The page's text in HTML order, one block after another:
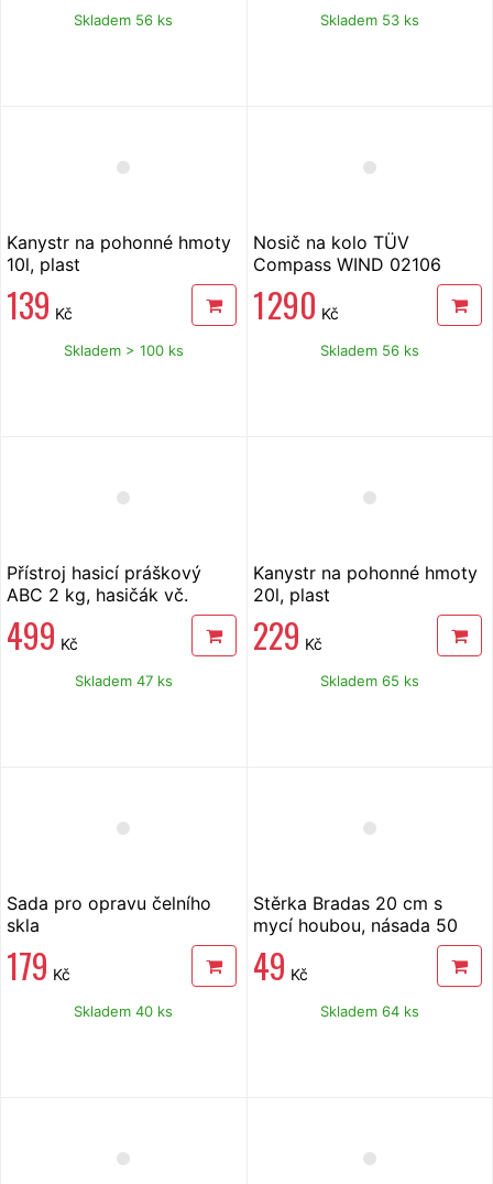
Skladem 56 ks Skladem 53 ks
Kanystr na pohonné hmoty
10l, plast
139 Kč
Skladem > 100 ks
Nosič na kolo TÜV
Compass WIND 02106
1 290 Kč
Skladem 56 ks
Přístroj hasicí práškový
ABC 2 kg, hasičák vč.
499 Kč
Skladem 47 ks
Kanystr na pohonné hmoty
20l, plast
229 Kč
Skladem 65 ks
Sada pro opravu čelního
skla
179 Kč
Skladem 40 ks
Stěrka Bradas 20 cm s
mycí houbou, násada 50
49 Kč
Skladem 64 ks